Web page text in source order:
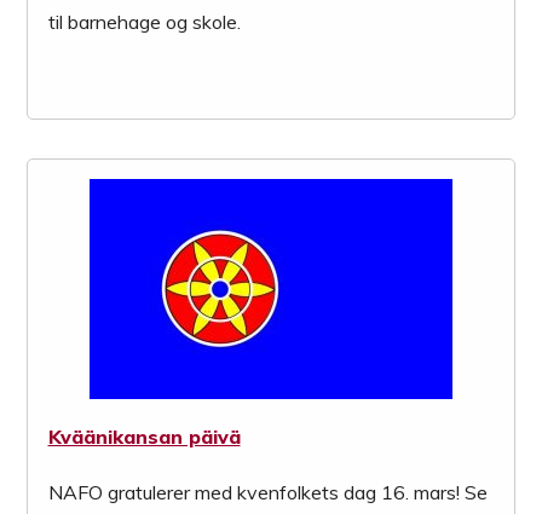
til barnehage og skole.
Kväänikansan päivä
NAFO gratulerer med kvenfolkets dag 16. mars! Se